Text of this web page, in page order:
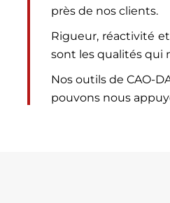
près de nos clients.
Rigueur, réactivité
sont les qualités qui
Nos outils de CAO-
pouvons nous